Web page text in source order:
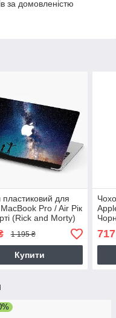
за домовленістю
пластиковий для
Pro / Air Рік
(Rick and Morty)
про case hard
1 195 ₴
Купити
717